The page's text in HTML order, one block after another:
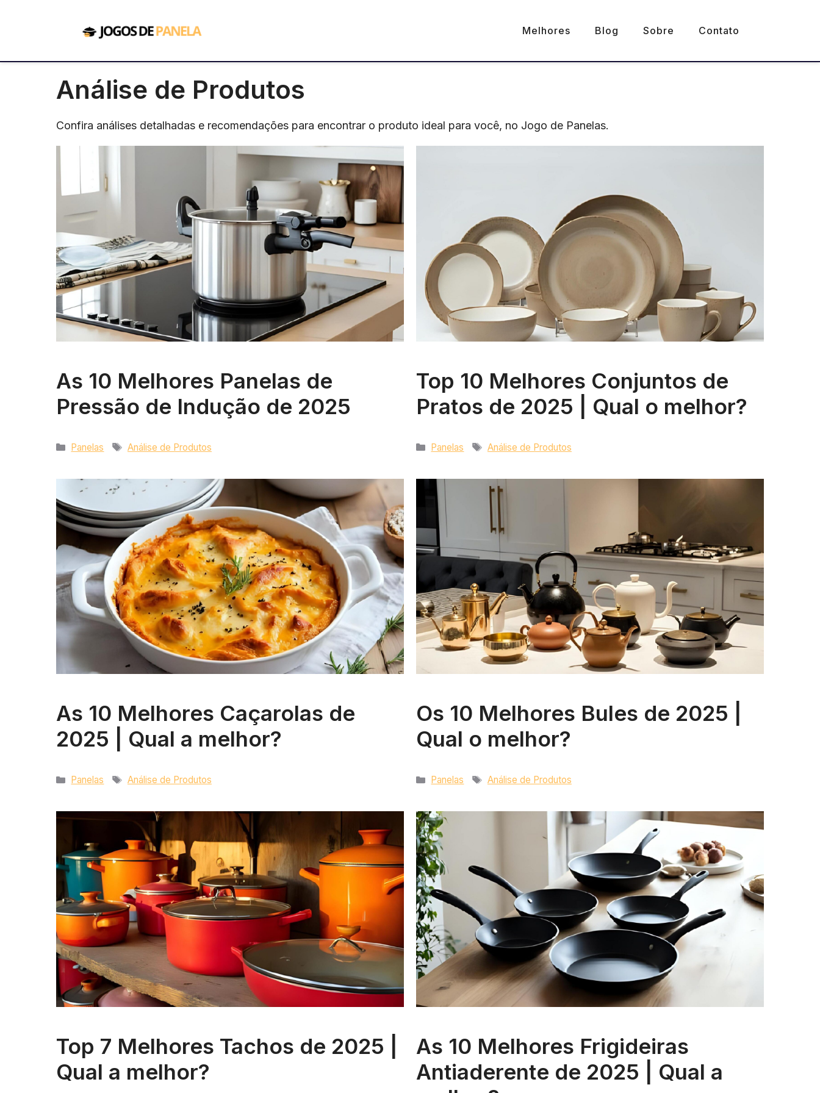
Melhores Blog Sobre Contato
Análise de Produtos
Confira análises detalhadas e recomendações para encontrar o produto ideal para você, no Jogo de Panelas.
As 10 Melhores Panelas de
Pressão de Indução de 2025
Categorias
Panelas Tags
Análise de Produtos
Top 10 Melhores Conjuntos de
Pratos de 2025 | Qual o melhor?
Categorias
Panelas Tags
Análise de Produtos
As 10 Melhores Caçarolas de
2025 | Qual a melhor?
Categorias
Panelas Tags
Análise de Produtos
Os 10 Melhores Bules de 2025 |
Qual o melhor?
Categorias
Panelas Tags
Análise de Produtos
Top 7 Melhores Tachos de 2025 |
Qual a melhor?
As 10 Melhores Frigideiras
Antiaderente de 2025 | Qual a